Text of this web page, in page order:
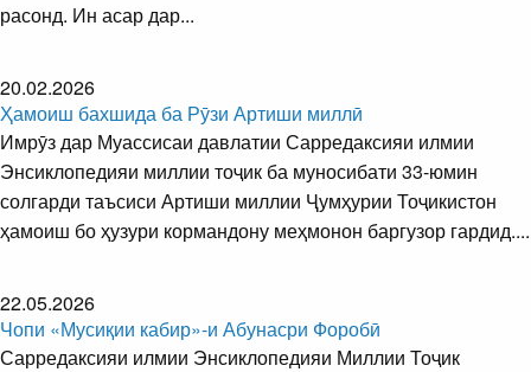
расонд. Ин асар дар...
20.02.2026
Ҳамоиш бахшида ба Рӯзи Артиши миллӣ
Имрӯз дар Муассисаи давлатии Сарредаксияи илмии
Энсиклопедияи миллии тоҷик ба муносибати 33-юмин
солгарди таъсиси Артиши миллии Ҷумҳурии Тоҷикистон
ҳамоиш бо ҳузури кормандону меҳмонон баргузор гардид....
22.05.2026
Чопи «Мусиқии кабир»-и Абунасри Форобӣ
Сарредаксияи илмии Энсиклопедияи Миллии Тоҷик